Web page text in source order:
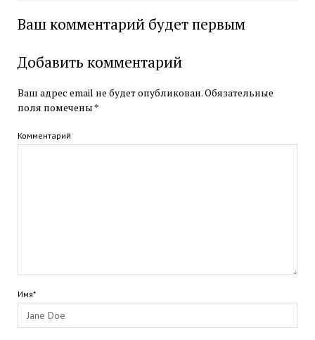
Ваш комментарий будет первым
Добавить комментарий
Ваш адрес email не будет опубликован.Обязательные
поля помечены *
Комментарий
Имя*